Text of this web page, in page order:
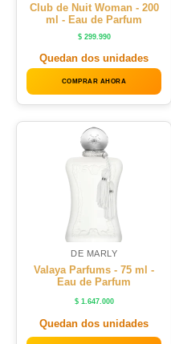
Club de Nuit Woman - 200
ml - Eau de Parfum
$299.990
Quedan dos unidades
COMPRAR AHORA
DE MARLY
Valaya Parfums - 75 ml -
Eau de Parfum
$1.647.000
Quedan dos unidades